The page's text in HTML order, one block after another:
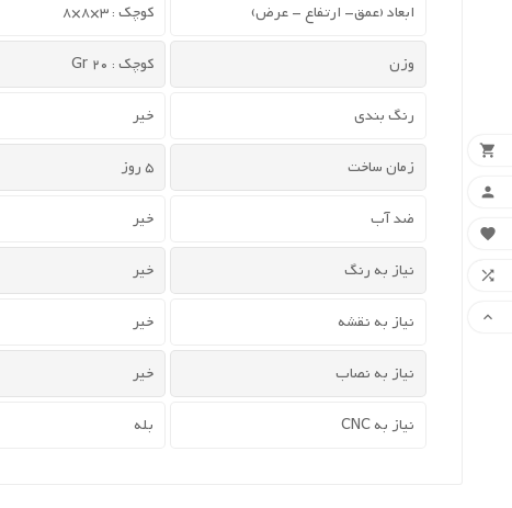
ابعاد (عمق- ارتفاع - عرض) کوچک : 3×8×8
وزن کوچک : 20 Gr
رنگ بندی خیر
زمان ساخت 5 روز
ضد آب خیر
نیاز به رنگ خیر
نیاز به نقشه خیر
نیاز به نصاب خیر
نیاز به CNC بله




